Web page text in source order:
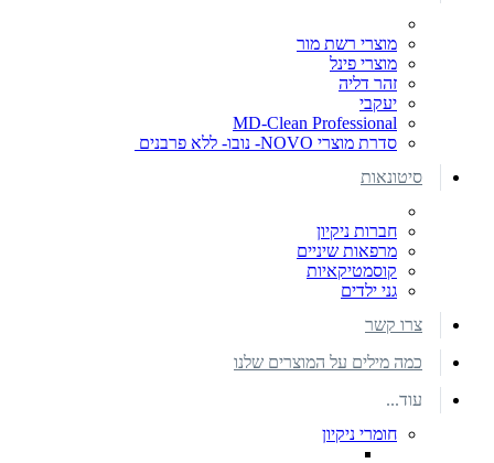
מוצרי רשת מור
מוצרי פינל
זהר דליה
יעקבי
MD-Clean Professional
סדרת מוצרי NOVO- נובו- ללא פרבנים
סיטונאות
חברות ניקיון
מרפאות שיניים
קוסמטיקאיות
גני ילדים
צרו קשר
כמה מילים על המוצרים שלנו
עוד...
חומרי ניקיון